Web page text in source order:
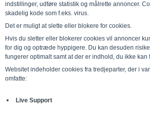
indstillinger, udføre statistik og målrette annoncer.
skadelig kode som f.eks. virus.
Det er muligt at slette eller blokere for cookies.
Hvis du sletter eller blokerer cookies vil annoncer
for dig og optræde hyppigere. Du kan desuden
fungerer optimalt samt at der er indhold, du ikke kan
Websitet indeholder cookies fra tredjeparter, der i
omfatte:
Live Support